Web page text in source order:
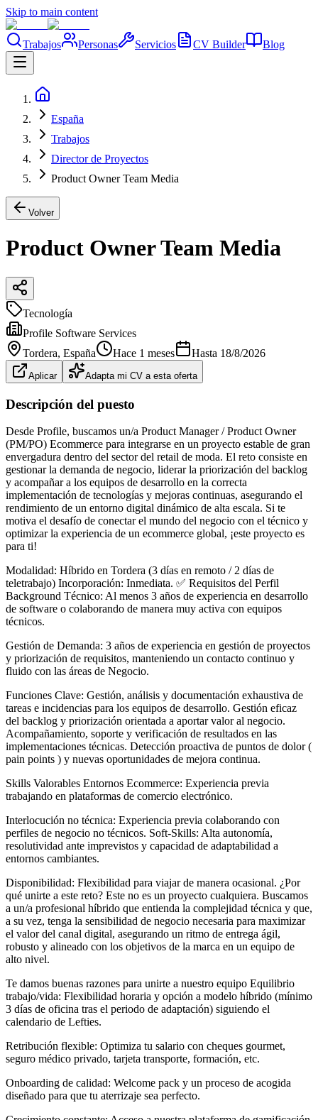
Skip to main content
Trabajos Personas Servicios CV Builder Blog
España
Trabajos
Director de Proyectos
Product Owner Team Media
Volver
Product Owner Team Media
Tecnología
Profile Software Services
Tordera, España Hace 1 meses Hasta 18/8/2026
Aplicar Adapta mi CV a esta oferta
Descripción del puesto
Desde Profile, buscamos un/a Product Manager / Product Owner
(PM/PO) Ecommerce para integrarse en un proyecto estable de gran
envergadura dentro del sector del retail de moda. El reto consiste en
gestionar la demanda de negocio, liderar la priorización del backlog
y acompañar a los equipos de desarrollo en la correcta
implementación de tecnologías y mejoras continuas, asegurando el
rendimiento de un entorno digital dinámico de alta escala. Si te
motiva el desafío de conectar el mundo del negocio con el técnico y
optimizar la experiencia de un ecommerce global, ¡este proyecto es
para ti!
Modalidad: Híbrido en Tordera (3 días en remoto / 2 días de
teletrabajo) Incorporación: Inmediata. ✅ Requisitos del Perfil
Background Técnico: Al menos 3 años de experiencia en desarrollo
de software o colaborando de manera muy activa con equipos
técnicos.
Gestión de Demanda: 3 años de experiencia en gestión de proyectos
y priorización de requisitos, manteniendo un contacto continuo y
fluido con las áreas de Negocio.
Funciones Clave: Gestión, análisis y documentación exhaustiva de
tareas e incidencias para los equipos de desarrollo. Gestión eficaz
del backlog y priorización orientada a aportar valor al negocio.
Acompañamiento, soporte y verificación de resultados en las
implementaciones técnicas. Detección proactiva de puntos de dolor (
pain points ) y nuevas oportunidades de mejora continua.
Skills Valorables Entornos Ecommerce: Experiencia previa
trabajando en plataformas de comercio electrónico.
Interlocución no técnica: Experiencia previa colaborando con
perfiles de negocio no técnicos. Soft-Skills: Alta autonomía,
resolutividad ante imprevistos y capacidad de adaptabilidad a
entornos cambiantes.
Disponibilidad: Flexibilidad para viajar de manera ocasional. ¿Por
qué unirte a este reto? Este no es un proyecto cualquiera. Buscamos
a un/a profesional híbrido que entienda la complejidad técnica y que,
a su vez, tenga la sensibilidad de negocio necesaria para maximizar
el valor del canal digital, asegurando un ritmo de entrega ágil,
robusto y alineado con los objetivos de la marca en un equipo de
alto nivel.
Te damos buenas razones para unirte a nuestro equipo Equilibrio
trabajo/vida: Flexibilidad horaria y opción a modelo híbrido (mínimo
3 días de oficina tras el periodo de adaptación) siguiendo el
calendario de Lefties.
Retribución flexible: Optimiza tu salario con cheques gourmet,
seguro médico privado, tarjeta transporte, formación, etc.
Onboarding de calidad: Welcome pack y un proceso de acogida
diseñado para que tu aterrizaje sea perfecto.